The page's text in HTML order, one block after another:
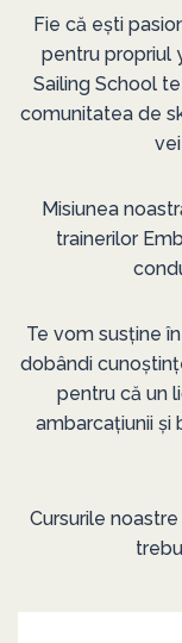
Fie că ești
pentru propriul
Sailing School
comunitatea de
Misiunea
trainerilor
Te vom susține
dobândi
pentru că un
ambarcațiunii și
Cursurile